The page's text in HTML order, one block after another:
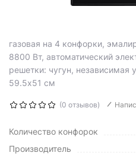
газовая на 4 конфорки,
8800 Вт, автоматический
решетки: чугун,
59.5x51 см
(0 отзывов)
Количество конфорок
Производитель